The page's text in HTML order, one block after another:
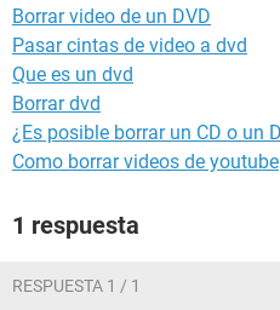
Borrar video de un DVD
Pasar cintas de video a dvd
Que es un dvd
Borrar dvd
¿Es posible borrar un CD o un
Como borrar videos de youtube
1 respuesta
RESPUESTA 1 / 1